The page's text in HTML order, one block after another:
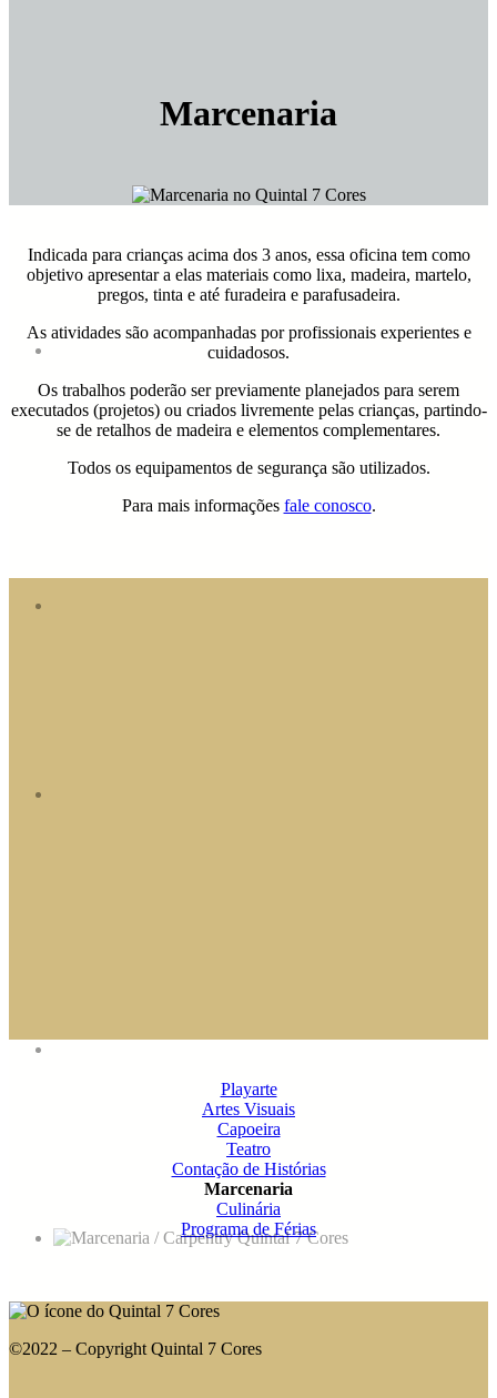
Marcenaria
Indicada para crianças acima dos 3 anos, essa oficina tem como
objetivo apresentar a elas materiais como lixa, madeira, martelo,
pregos, tinta e até furadeira e parafusadeira.
As atividades são acompanhadas por profissionais experientes e
cuidadosos.
Os trabalhos poderão ser previamente planejados para serem
executados (projetos) ou criados livremente pelas crianças, partindo-
se de retalhos de madeira e elementos complementares.
Todos os equipamentos de segurança são utilizados.
Para mais informações fale conosco.
Playarte
Artes Visuais
Capoeira
Teatro
Contação de Histórias
Marcenaria
Culinária
Programa de Férias
©2022 – Copyright Quintal 7 Cores